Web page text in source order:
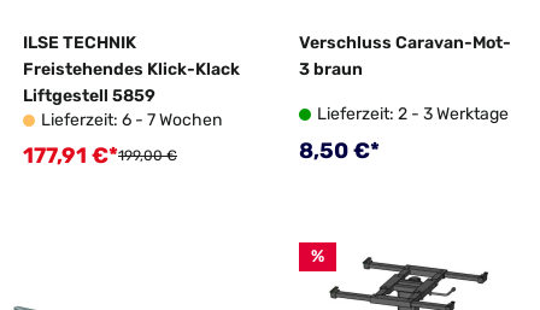
ILSE TECHNIK
Freistehendes Klick-Klack
Liftgestell 5859
Lieferzeit: 6 - 7 Wochen
Verkaufspreis:
177,91 €*Regulärer Preis:
199,00 €
Verschluss Caravan-Mot-
3 braun
Lieferzeit: 2 - 3 Werktage
Regulärer Preis:
8,50 €*
%